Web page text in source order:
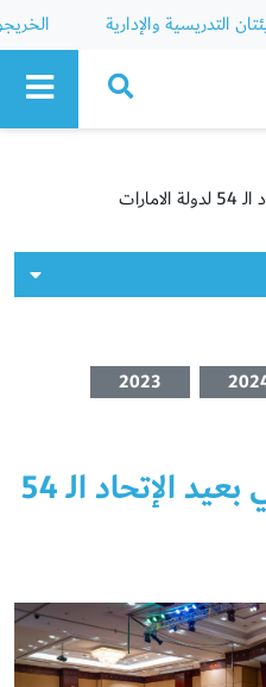
التدريسية والإدارية
2023
جامعة عجمان تحتفي بعيد الإتحاد الـ 54